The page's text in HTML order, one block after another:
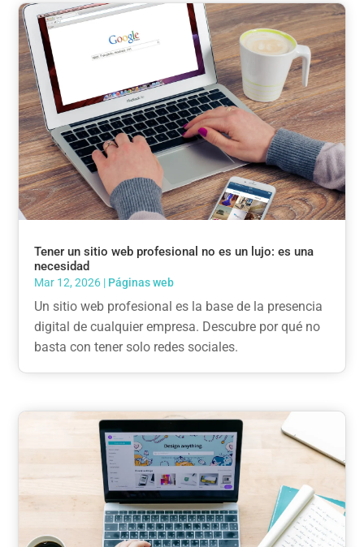
Tener un sitio web profesional no es un lujo: es una
necesidad
Mar 12, 2026 | Páginas web
Un sitio web profesional es la base de la presencia
digital de cualquier empresa. Descubre por qué no
basta con tener solo redes sociales.